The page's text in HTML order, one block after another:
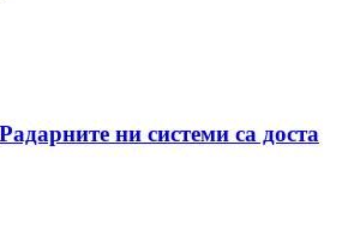
ни системи са доста